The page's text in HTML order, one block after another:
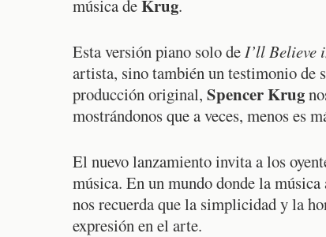
música deKrug.
Esta versión piano solo deI’ll Believe
artista, sino también un testimonio de
producción original, Spencer Krug
mostrándonos que a veces, menos es
El nuevo lanzamiento invita a los
música. En un mundo donde la
nos recuerda que la simplicidad y la
expresión en el arte.